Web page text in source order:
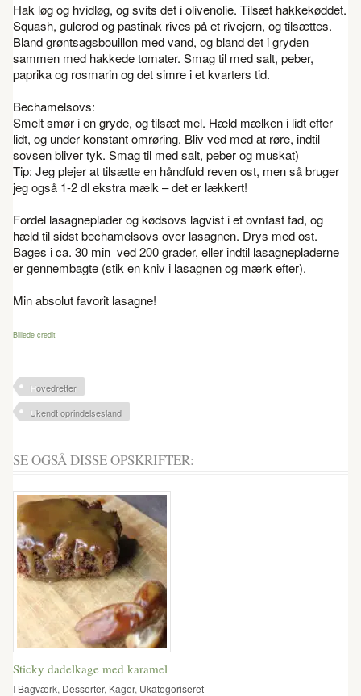
Hak løg og hvidløg, og svits det i olivenolie. Tilsæt hakkekøddet.
Squash, gulerod og pastinak rives på et rivejern, og tilsættes.
Bland grøntsagsbouillon med vand, og bland det i gryden
sammen med hakkede tomater. Smag til med salt, peber,
paprika og rosmarin og det simre i et kvarters tid.
Bechamelsovs:
Smelt smør i en gryde, og tilsæt mel. Hæld mælken i lidt efter
lidt, og under konstant omrøring. Bliv ved med at røre, indtil
sovsen bliver tyk. Smag til med salt, peber og muskat)
Tip: Jeg plejer at tilsætte en håndfuld reven ost, men så bruger
jeg også 1-2 dl ekstra mælk – det er lækkert!
Fordel lasagneplader og kødsovs lagvist i et ovnfast fad, og
hæld til sidst bechamelsovs over lasagnen. Drys med ost.
Bages i ca. 30 min ved 200 grader, eller indtil lasagnepladerne
er gennembagte (stik en kniv i lasagnen og mærk efter).
Min absolut favorit lasagne!
Billede credit
Hovedretter
Ukendt oprindelsesland
SE OGSÅ DISSE OPSKRIFTER:
Sticky dadelkage med karamel
I Bagværk, Desserter, Kager, Ukategoriseret